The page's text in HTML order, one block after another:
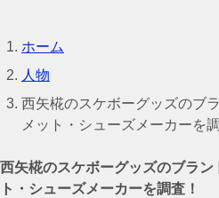
ホーム
人物
西矢椛のスケボーグッズのブ
メット・シューズメーカーを調
西矢椛のスケボーグッズのブラ
ト・シューズメーカーを調査！